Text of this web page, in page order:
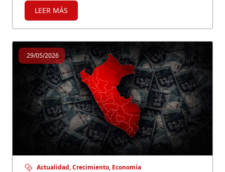
falencias en el sector salud. Sin embargo, el
la entidad y fomentar la competencia, en
lugar de intervenir fijando precios y
burocratizando el mercado.
LEER MÁS
29/05/2026
Actualidad, Crecimiento, Economía